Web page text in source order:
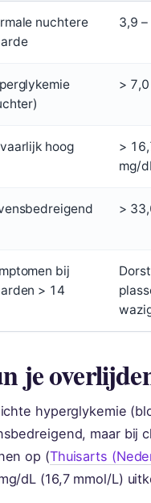
nuchtere
3,9 –
> 7,0
hoog
>
mg/
>
bij
> 14
je
hyperglykemie
maar bij
op (Thuisarts
dL (16,7 mmol/L)